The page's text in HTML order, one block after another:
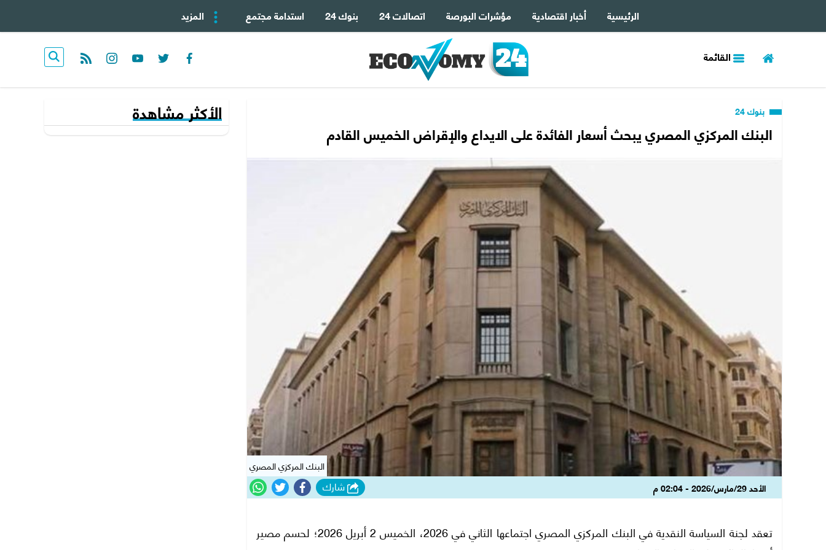
الرئيسية أخبار اقتصادية مؤشرات البورصة اتصالات 24 بنوك 24 استدامة مجتمع المزيد
القائمة facebook
twitter
youtube
instagram
rss feed
بنوك 24
البنك المركزي المصري يبحث أسعار الفائدة على الايداع والإقراض الخميس القادم
البنك المركزي المصري
الأحد 29/مارس/2026 - 02:04 م
شارك
تعقد لجنة السياسة النقدية في البنك المركزي المصري اجتماعها الثاني في 2026، الخميس 2 أبريل 2026؛ لحسم مصير
الأكثر مشاهدة